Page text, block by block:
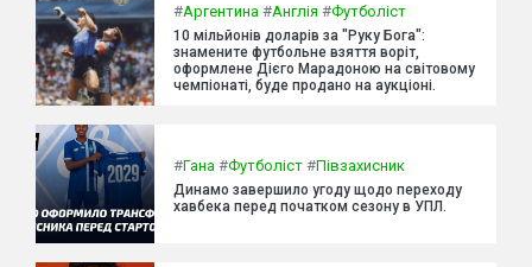
#Аргентина #Англія #Футболіст
10 мільйонів доларів за "Руку Бога":
знамените футбольне взяття воріт,
оформлене Дієго Марадоною на світовому
чемпіонаті, буде продано на аукціоні.
#Гана #Футболіст #Півзахисник
Динамо завершило угоду щодо переходу
хавбека перед початком сезону в УПЛ.